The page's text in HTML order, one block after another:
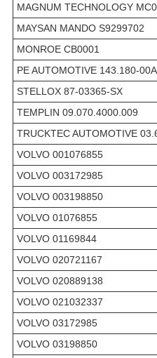
MAGNUM TECHNOLOGY
MAYSAN MANDO S9299702
MONROE CB0001
PE AUTOMOTIVE 143.180-00A
STELLOX 87-03365-SX
TEMPLIN 09.070.4000.009
TRUCKTEC AUTOMOTIVE
VOLVO 001076855
VOLVO 003172985
VOLVO 003198850
VOLVO 01076855
VOLVO 01169844
VOLVO 020721167
VOLVO 020889138
VOLVO 021032337
VOLVO 03172985
VOLVO 03198850